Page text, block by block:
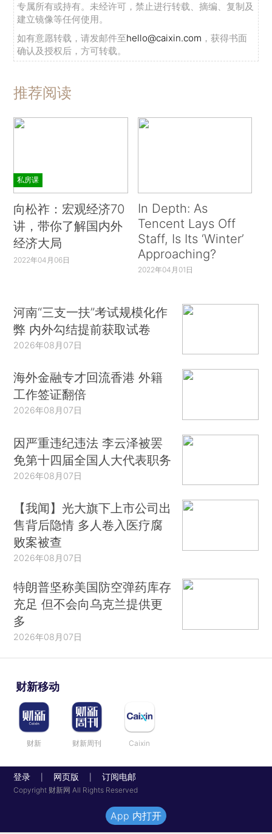
专属所有或持有。未经许可，禁止进行转载、摘编、复制及
建立镜像等任何使用。
如有意愿转载，请发邮件至hello@caixin.com ，获得书面
确认及授权后，方可转载。
推荐阅读
私房课
向松祚：宏观经济70
讲，带你了解国内外
经济大局
2022年04月06日
In Depth: As
Tencent Lays Off
Staff, Is Its ‘Winter’
Approaching?
2022年04月01日
河南“三支一扶”考试规模化作
弊 内外勾结提前获取试卷
2026年08月07日
海外金融专才回流香港 外籍
工作签证翻倍
2026年08月07日
因严重违纪违法 李云泽被罢
免第十四届全国人大代表职务
2026年08月07日
【我闻】光大旗下上市公司出
售背后隐情 多人卷入医疗腐
败案被查
2026年08月07日
特朗普坚称美国防空弹药库存
充足 但不会向乌克兰提供更
多
2026年08月07日
财新移动
财新 财新周刊 Caixin
登录 网页版 订阅电邮
Copyright 财新网 All Rights Reserved
App 内打开